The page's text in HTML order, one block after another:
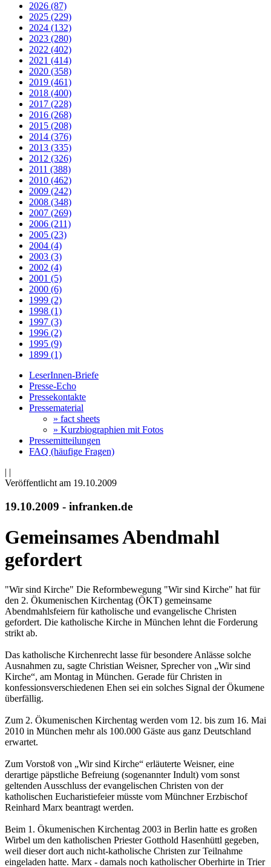
2026 (87)
2025 (229)
2024 (132)
2023 (280)
2022 (402)
2021 (414)
2020 (358)
2019 (461)
2018 (400)
2017 (228)
2016 (268)
2015 (208)
2014 (376)
2013 (335)
2012 (326)
2011 (388)
2010 (462)
2009 (242)
2008 (348)
2007 (269)
2006 (211)
2005 (23)
2004 (4)
2003 (3)
2002 (4)
2001 (5)
2000 (6)
1999 (2)
1998 (1)
1997 (3)
1996 (2)
1995 (9)
1899 (1)
LeserInnen-Briefe
Presse-Echo
Pressekontakte
Pressematerial
» fact sheets
» Kurzbiographien mit Fotos
Pressemitteilungen
FAQ (häufige Fragen)
| |
Veröffentlicht am 19­.10.2009
19.10.2009 - infranken.de
Gemeinsames Abendmahl
gefordert
"Wir sind Kirche" Die Reformbewegung "Wir sind Kirche" hat für
den 2. Ökumenischen Kirchentag (ÖKT) gemeinsame
Abendmahlsfeiern für katholische und evangelische Christen
gefordert. Die katholische Kirche in München lehnt die Forderung
strikt ab.
Das katholische Kirchenrecht lasse für besondere Anlässe solche
Ausnahmen zu, sagte Christian Weisner, Sprecher von „Wir sind
Kirche“, am Montag in München. Gerade für Christen in
konfessionsverschiedenen Ehen sei ein solches Signal der Ökumene
überfällig.
Zum 2. Ökumenischen Kirchentag werden vom 12. bis zum 16. Mai
2010 in München mehr als 100.000 Gäste aus ganz Deutschland
erwartet.
Zum Vorstoß von „Wir sind Kirche“ erläuterte Weisner, eine
derartige päpstliche Befreiung (sogenannter Indult) vom sonst
geltenden Ausschluss der evangelischen Christen von der
katholischen Eucharistiefeier müsste vom Münchner Erzbischof
Reinhard Marx beantragt werden.
Beim 1. Ökumenischen Kirchentag 2003 in Berlin hatte es großen
Wirbel um den katholischen Priester Gotthold Hasenhüttl gegeben,
weil dieser dort auch nicht-katholische Christen zur Teilnahme
eingeladen hatte. Marx - damals noch katholischer Oberhirte in Trier